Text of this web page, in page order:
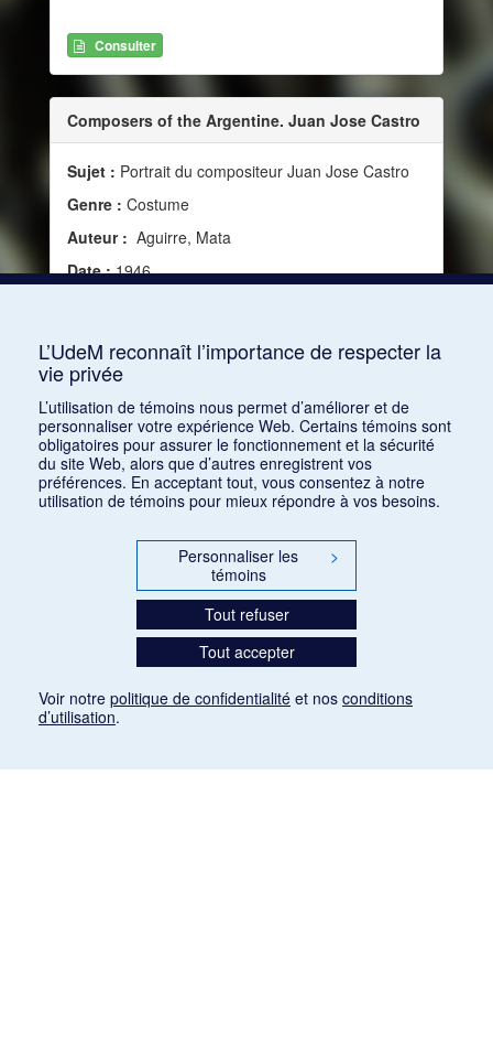
Consulter
Composers of the Argentine. Juan Jose Castro
Sujet : Portrait du compositeur Juan Jose Castro
Genre : Costume
Auteur : Aguirre, Mata
Date :1946
L’UdeM reconnaît l’importance de respecter la
vie privée
L’utilisation de témoins nous permet d’améliorer et de
personnaliser votre expérience Web. Certains témoins sont
obligatoires pour assurer le fonctionnement et la sécurité
du site Web, alors que d’autres enregistrent vos
préférences. En acceptant tout, vous consentez à notre
utilisation de témoins pour mieux répondre à vos besoins.
Personnaliser les
témoins
>
Tout refuser
Tout accepter
Voir notre politique de confidentialité et nos conditions
d’utilisation.